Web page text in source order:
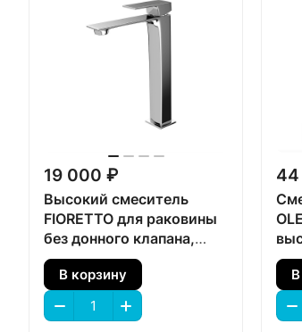
19 000 ₽
Высокий смеситель
FIORETTO для раковины
без донного клапана,
хром
В корзину